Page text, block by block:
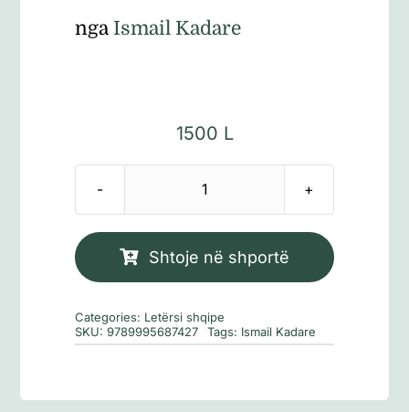
nga Ismail Kadare
1500 L
Sasi
në
stinës
Shtoje në shportë
Categories: Letërsi shqipe
SKU:9789995687427 Tags: Ismail Kadare